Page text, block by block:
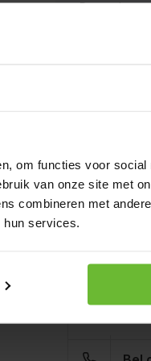
om functies voor social
van onze site met
combineren met
hun services.
De
bedrijven
mosterd,
goede
Op
verzonden.